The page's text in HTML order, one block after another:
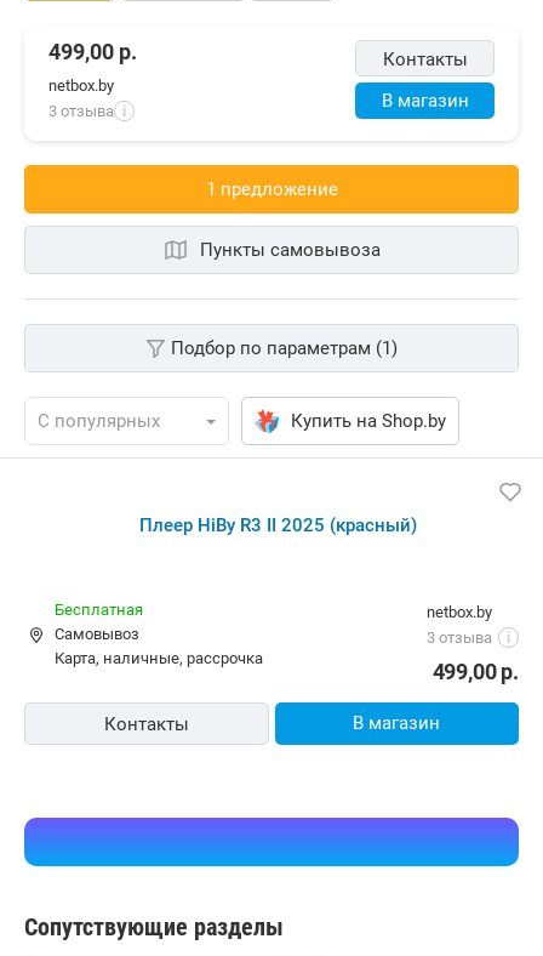
Контакты
В магазин
499,00 р.
netbox.by
3 отзыва i
1 предложениe
Пункты самовывоза
Подбор по параметрам (1)
Купить на Shop.by
Плеер HiBy R3 II 2025 (красный)
netbox.by
3 отзыва
i
Бесплатная
Самовывоз
карта, наличные, рассрочка
499,00р.
Контакты В магазин
Сопутствующие разделы